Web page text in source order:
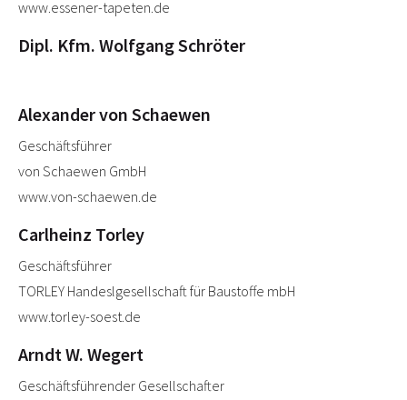
www.essener-tapeten.de
Dipl. Kfm. Wolfgang Schröter
Alexander von Schaewen
Geschäftsführer
von Schaewen GmbH
www.von-schaewen.de
Carlheinz Torley
Geschäftsführer
TORLEY Handeslgesellschaft für Baustoffe mbH
www.torley-soest.de
Arndt W. Wegert
Geschäftsführender Gesellschafter